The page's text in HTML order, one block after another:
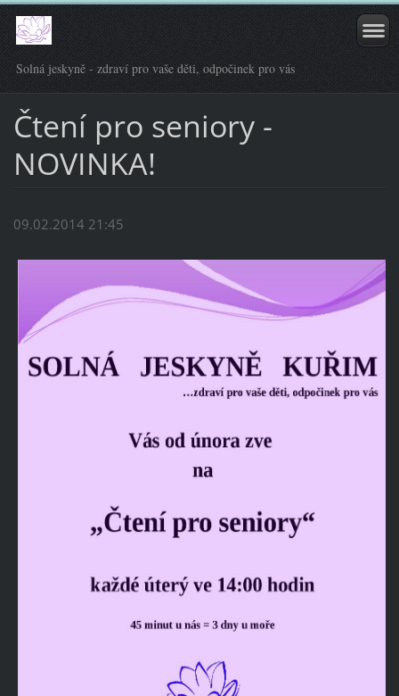
Solná jeskyně - zdraví pro vaše děti, odpočinek pro vás
Čtení pro seniory -
NOVINKA!
09.02.2014 21:45